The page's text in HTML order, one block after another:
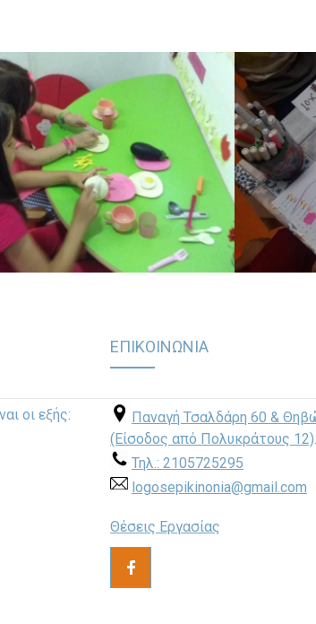
οι εξής:
ΕΠΙΚΟΙΝΩΝΙΑ
Παναγή Τσαλδάρη 60 &
(Είσοδος από Πολυκράτους 12).
Τηλ.: 2105725295
logosepikinonia@gmail.com
Θέσεις Εργασίας